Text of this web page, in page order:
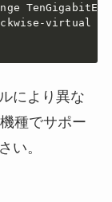
virtual
により異な
種でサポー
い。